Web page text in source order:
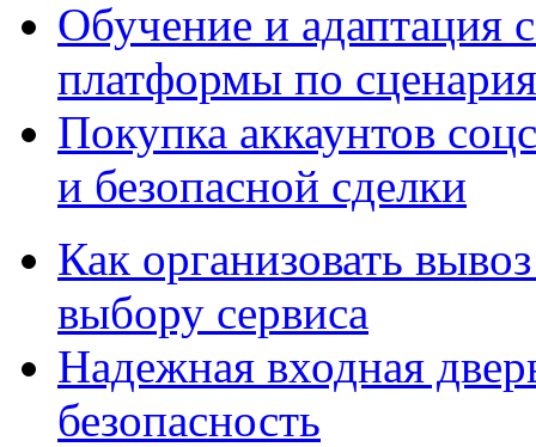
Обучение и адаптация
платформы по
Покупка аккаунтов
и безопасной сделки
Как организовать
выбору сервиса
Надежная входная
безопасность